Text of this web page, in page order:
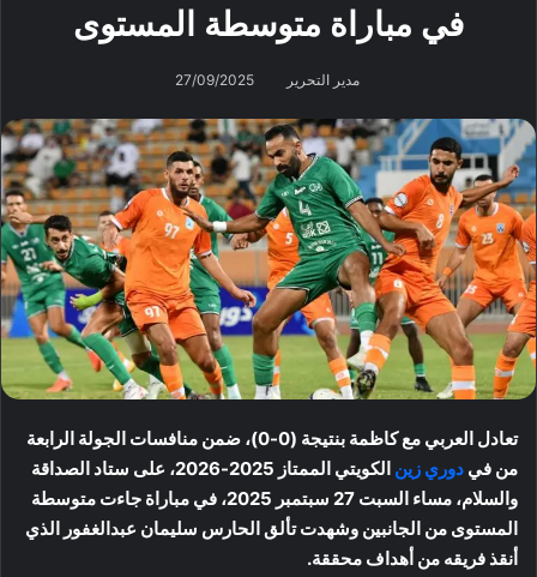
في مباراة متوسطة المستوى
مدير التحرير 27/09/2025
تعادل العربي مع كاظمة بنتيجة (0-0)، ضمن منافسات الجولة الرابعة
من في دوري زين
الكويتي الممتاز 2025-2026، على ستاد الصداقة
والسلام، مساء السبت 27 سبتمبر 2025، في مباراة جاءت متوسطة
المستوى من الجانبين وشهدت تألق الحارس سليمان عبدالغفور الذي
أنقذ فريقه من أهداف محققة.